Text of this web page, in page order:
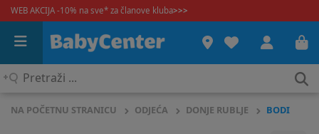
WEB AKCIJA -10% na sve* za članove kluba>>>
Pretraži
NA POČETNU STRANICU ODJEĆA DONJE RUBLJE BODI